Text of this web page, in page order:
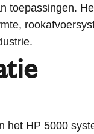
toepassingen.
het HP 5000